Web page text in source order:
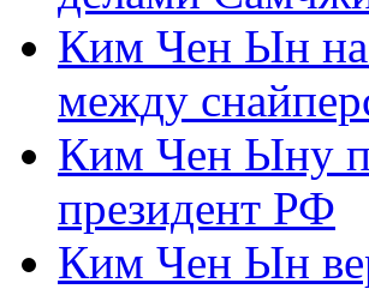
Ким Чен Ын
между
Ким Чен Ыну
президент РФ
Ким Чен Ын